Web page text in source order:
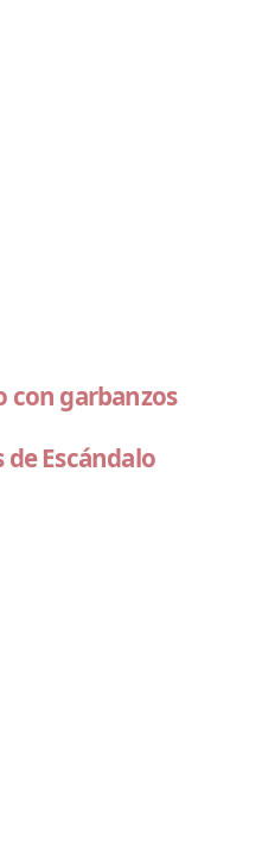
con garbanzos
de Escándalo